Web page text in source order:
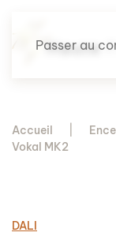
Passer au
Accueil
Vokal MK2
DALI